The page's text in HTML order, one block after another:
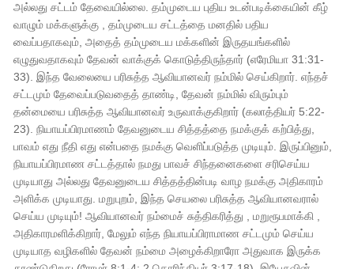
அல்லது சட்டம் தேவையில்லை. தம்முடைய புதிய உடன்படிக்கையின் கீழ்
வாழும் மக்களுக்கு , தம்முடைய சட்டத்தை மனதில் பதிய
வைப்பதாகவும், அதைத் தம்முடைய மக்களின் இருதயங்களில்
எழுதுவதாகவும் தேவன் வாக்குக் கொடுத்திருந்தார் (எரேமியா 31:31-
33). இந்த வேலையை பரிசுத்த ஆவியானவர் நம்மில் செய்கிறார். எந்தச்
சட்டமும் தேவைப்படுவதைத் தாண்டி, தேவன் நம்மில் விரும்பும்
தன்மையை பரிசுத்த ஆவியானவர் உருவாக்குகிறார் (கலாத்தியர் 5:22-
23). நியாயப்பிரமாணம் தேவனுடைய சித்தத்தை நமக்குக் கற்பித்து,
பாவம் எது நீதி எது என்பதை நமக்கு வெளிப்படுத்த முடியும். இருப்பினும்,
நியாயப்பிரமாண சட்டத்தால் நமது பாவச் சிந்தனைகளை சரிசெய்ய
முடியாது அல்லது தேவனுடைய சித்தத்தின்படி வாழ நமக்கு அதிகாரம்
அளிக்க முடியாது. மறுபுறம், இந்த செயலை பரிசுத்த ஆவியானவரால்
செய்ய முடியும்! ஆவியானவர் நம்மைச் சுத்திகரித்து , மறுரூபமாக்கி ,
அதிகாரமளிக்கிறார், மேலும் எந்த நியாயப்பிராமாண சட்டமும் செய்ய
முடியாத வழிகளில் தேவன் நம்மை அழைக்கிறாரோ அதுவாக இருக்க